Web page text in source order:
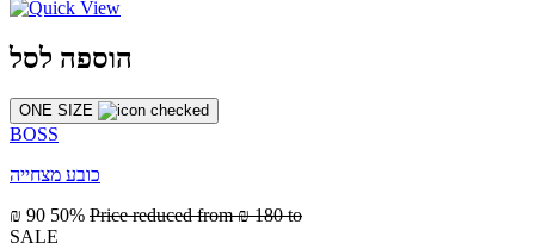
הוספה לסל
ONE SIZE
BOSS
כובע מצחייה
₪ 90 50% Price reduced from₪ 180 to
SALE